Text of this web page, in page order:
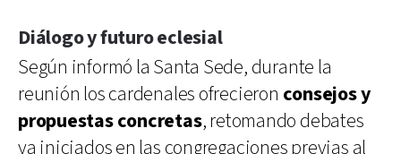
Diálogo y futuro eclesial
Según informó la Santa Sede, durante la
reunión los cardenales ofrecieron consejos y
propuestas concretas, retomando debates
ya iniciados en las congregaciones previas al